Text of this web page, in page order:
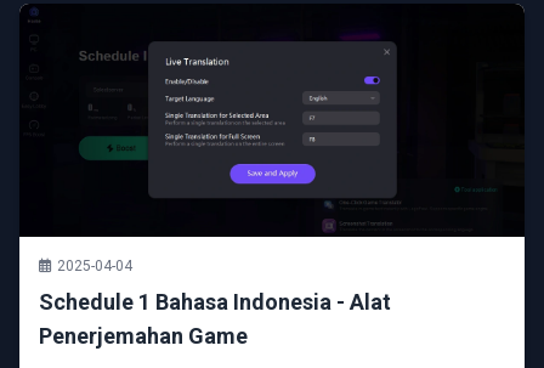
2025-04-04
Schedule 1 Bahasa Indonesia - Alat
Penerjemahan Game